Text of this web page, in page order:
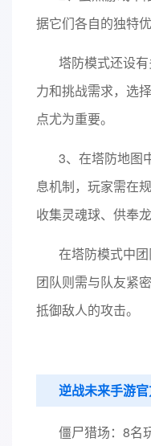
据它们各自的独特
塔防模式还设
力和挑战需求，选
点尤为重要。
3、在塔防地图
息机制，玩家需在
收集灵魂球、供奉
在塔防模式中
团队则需与队友紧
抵御敌人的攻击。
逆战未来手游
僵尸猎场：8名